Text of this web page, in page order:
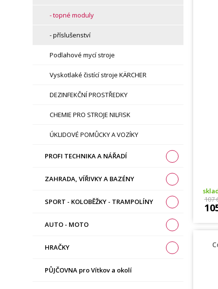
- topné moduly
- příslušenství
Podlahové mycí stroje
Vyskotlaké čistící stroje KÄRCHER
DEZINFEKČNÍ PROSTŘEDKY
CHEMIE PRO STROJE NILFISK
ÚKLIDOVÉ POMŮCKY A VOZÍKY
PROFI TECHNIKA A NÁŘADÍ
ZAHRADA, VÍŘIVKY A BAZÉNY
SPORT - KOLOBĚŽKY - TRAMPOLÍNY
AUTO - MOTO
HRAČKY
PŮJČOVNA pro Vítkov a okolí
107